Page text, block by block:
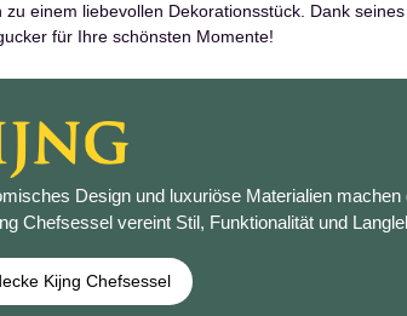
zu einem liebevollen Dekorationsstück. Dank
für Ihre schönsten Momente!
Design und luxuriöse Materialien
Chefsessel vereint Stil, Funktionalität und
Kijng Chefsessel